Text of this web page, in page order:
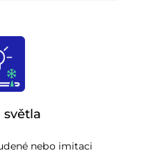
světla
nebo imitaci